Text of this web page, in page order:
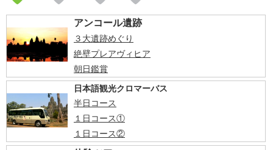
アンコール遺跡
３大遺跡めぐり
絶壁プレアヴィヒア
朝日鑑賞
日本語観光クロマーバス
半日コース
１日コース①
１日コース②